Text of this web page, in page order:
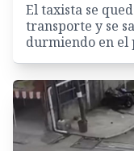
El taxista se
transporte y se
durmiendo en el